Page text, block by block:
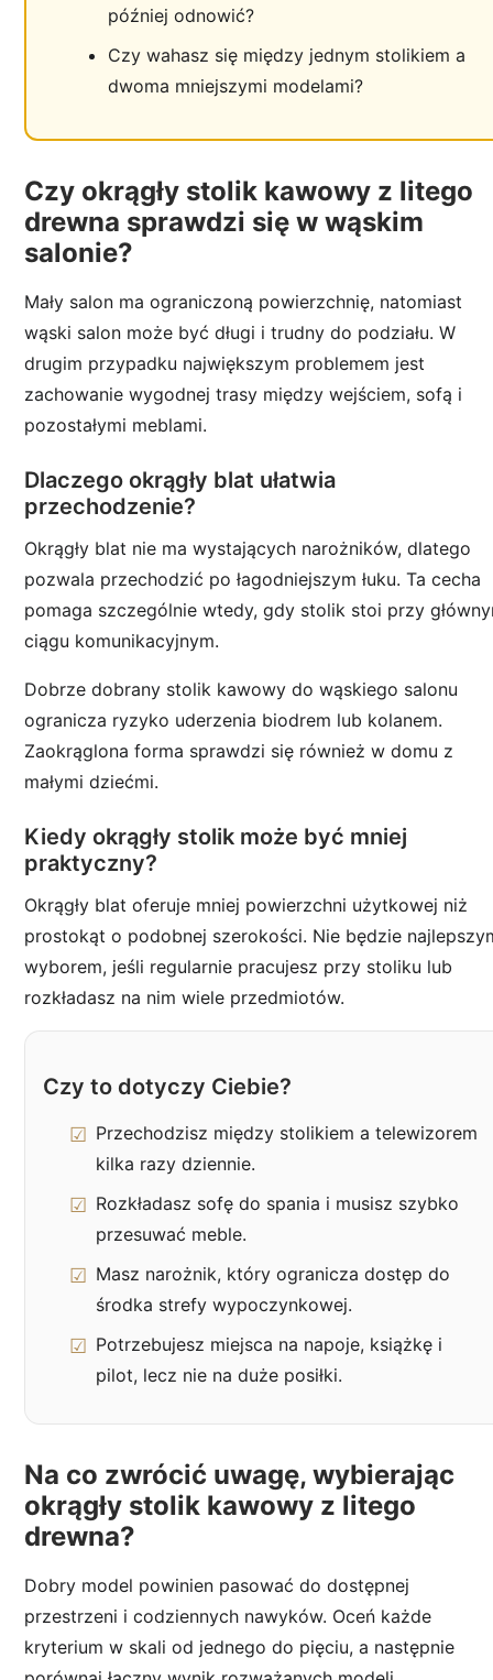
później odnowić?
Czy wahasz się między jednym stolikiem a
dwoma mniejszymi modelami?
Czy okrągły stolik kawowy z litego
drewna sprawdzi się w wąskim
salonie?
Mały salon ma ograniczoną powierzchnię, natomiast
wąski salon może być długi i trudny do podziału. W
drugim przypadku największym problemem jest
zachowanie wygodnej trasy między wejściem, sofą i
pozostałymi meblami.
Dlaczego okrągły blat ułatwia
przechodzenie?
Okrągły blat nie ma wystających narożników, dlatego
pozwala przechodzić po łagodniejszym łuku. Ta cecha
pomaga szczególnie wtedy, gdy stolik stoi przy
ciągu komunikacyjnym.
Dobrze dobrany stolik kawowy do wąskiego salonu
ogranicza ryzyko uderzenia biodrem lub kolanem.
Zaokrąglona forma sprawdzi się również w domu z
małymi dziećmi.
Kiedy okrągły stolik może być mniej
praktyczny?
Okrągły blat oferuje mniej powierzchni użytkowej niż
prostokąt o podobnej szerokości. Nie będzie
wyborem, jeśli regularnie pracujesz przy stoliku lub
rozkładasz na nim wiele przedmiotów.
Czy to dotyczy Ciebie?
Przechodzisz między stolikiem a telewizorem
kilka razy dziennie.
Rozkładasz sofę do spania i musisz szybko
przesuwać meble.
Masz narożnik, który ogranicza dostęp do
środka strefy wypoczynkowej.
Potrzebujesz miejsca na napoje, książkę i
pilot, lecz nie na duże posiłki.
Na co zwrócić uwagę, wybierając
okrągły stolik kawowy z litego
drewna?
Dobry model powinien pasować do dostępnej
przestrzeni i codziennych nawyków. Oceń każde
kryterium w skali od jednego do pięciu, a następnie